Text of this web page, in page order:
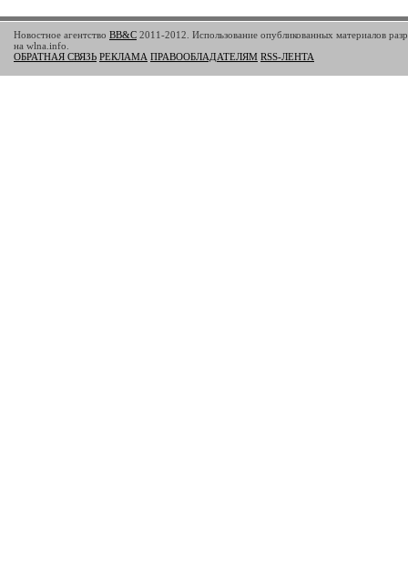
Новостное агентство BB&C 2011-2012. Использование опубликованных материалов
на wlna.info.
ОБРАТНАЯ СВЯЗЬ РЕКЛАМА ПРАВООБЛАДАТЕЛЯМ RSS-ЛЕНТА